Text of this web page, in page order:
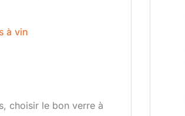
à vin
choisir le bon verre à